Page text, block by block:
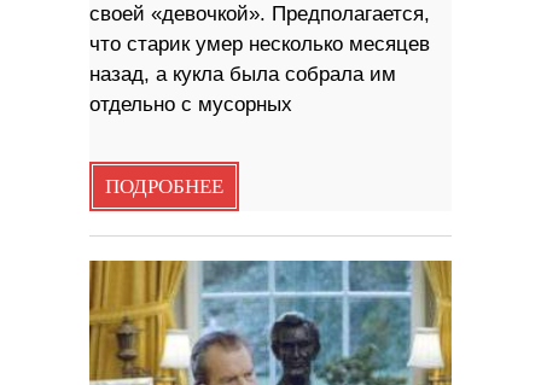
своей «девочкой». Предполагается,
что старик умер несколько месяцев
назад, а кукла была собрала им
отдельно с мусорных
ПОДРОБНЕЕ